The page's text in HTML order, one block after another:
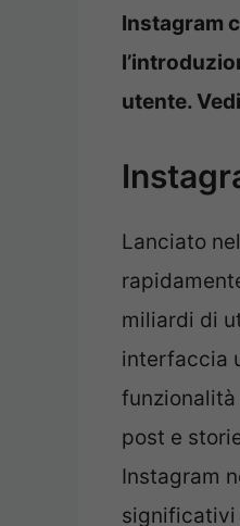
Instagram
utente.
Lanciato
miliardi di
interfaccia
funzionalità
post e
Instagram
significativi